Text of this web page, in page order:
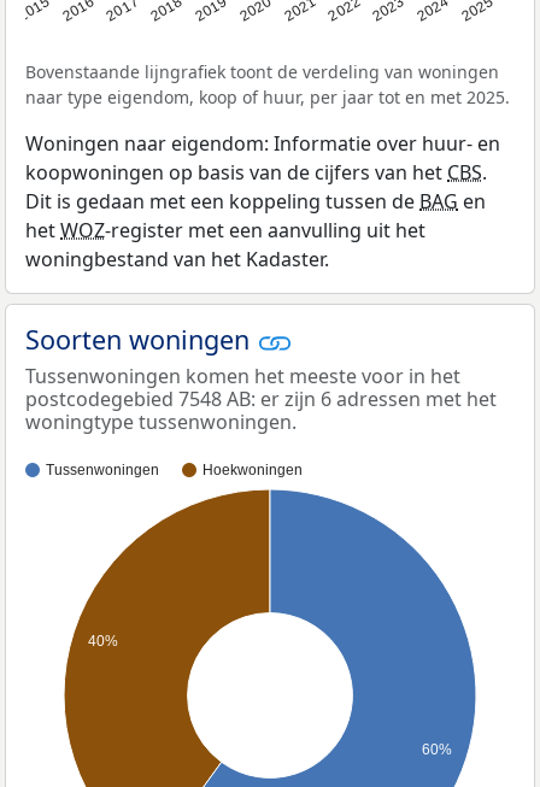
2015 2016 2017 2018 2019 2020 2021 2022 2023 2024 2025
Bovenstaande lijngrafiek toont de verdeling van woningen
naar type eigendom, koop of huur, per jaar tot en met 2025.
Woningen naar eigendom: Informatie over huur- en
koopwoningen op basis van de cijfers van het CBS.
Dit is gedaan met een koppeling tussen de BAG en
hetWOZ-register met een aanvulling uit het
woningbestand van het Kadaster.
Soorten woningen
Tussenwoningen komen het meeste voor in het
postcodegebied 7548 AB: er zijn 6 adressen met het
woningtype tussenwoningen.
Tussenwoningen Hoekwoningen
40%
60%